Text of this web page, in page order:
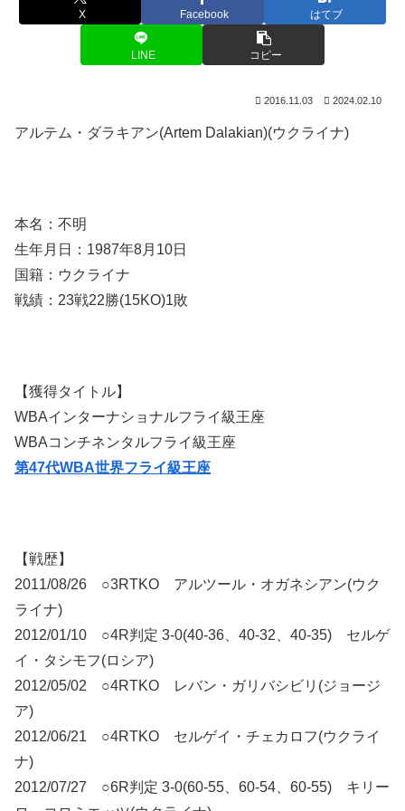
X Facebook はてブ
LINE コピー
2016.11.03 2024.02.10
アルテム・ダラキアン(Artem Dalakian)(ウクライナ)
本名：不明
生年月日：1987年8月10日
国籍：ウクライナ
戦績：23戦22勝(15KO)1敗
【獲得タイトル】
WBAインターナショナルフライ級王座
WBAコンチネンタルフライ級王座
第47代WBA世界フライ級王座
【戦歴】
2011/08/26 ○3RTKO アルツール・オガネシアン(ウク
ライナ)
2012/01/10 ○4R判定 3-0(40-36、40-32、40-35) セルゲ
イ・タシモフ(ロシア)
2012/05/02 ○4RTKO レバン・ガリバシビリ(ジョージ
ア)
2012/06/21 ○4RTKO セルゲイ・チェカロフ(ウクライ
ナ)
2012/07/27 ○6R判定 3-0(60-55、60-54、60-55) キリー